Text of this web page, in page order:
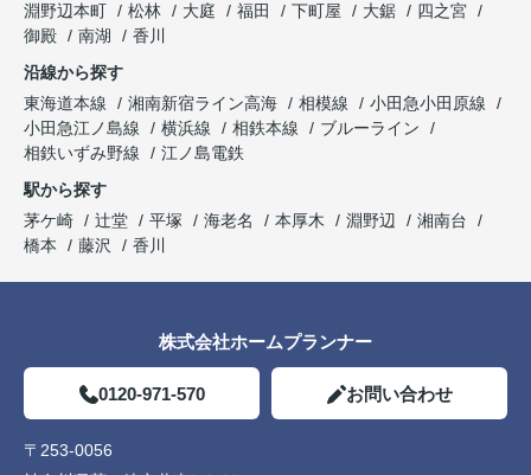
淵野辺本町
松林 大庭 福田 下町屋 大鋸
四之宮
御殿
南湖
香川
沿線から探す
東海道本線
湘南新宿ライン高海 相模線
小田急小田原線
小田急江ノ島線
横浜線 相鉄本線
ブルーライン
相鉄いずみ野線
江ノ島電鉄
駅から探す
茅ケ崎
辻堂 平塚 海老名 本厚木 淵野辺
湘南台
橋本
藤沢 香川
株式会社ホームプランナー
0120-971-570 お問い合わせ
〒253-0056